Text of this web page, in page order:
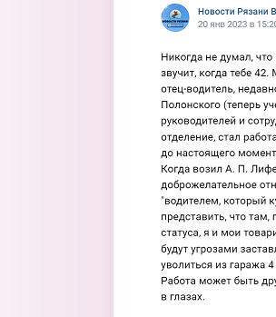
Перейти к основному содержанию